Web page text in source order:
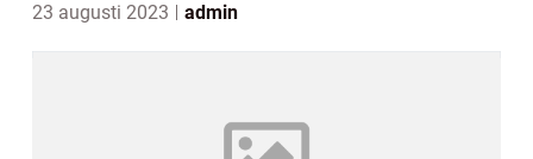
23 augusti 2023 admin